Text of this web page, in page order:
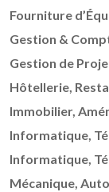
Fourniture
Gestion &
Gestion de
Hôtellerie,
Immobilier,
Informatique,
Informatique,
Mécanique,